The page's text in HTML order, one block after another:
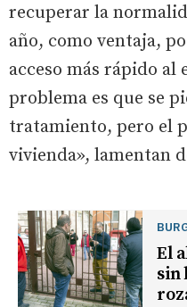
recuperar la
año, como ventaja,
acceso más rápido al
problema es que se
tratamiento, pero el
vivienda», lamentan
El
sin